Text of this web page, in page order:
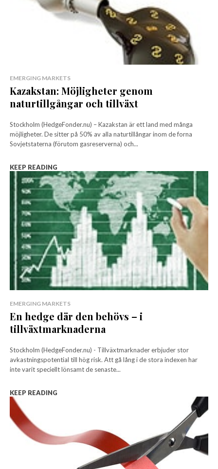
EMERGING MARKETS
Kazakstan: Möjligheter genom
naturtillgångar och tillväxt
Stockholm (HedgeFonder.nu) – Kazakstan är ett land med många
möjligheter. De sitter på 50% av alla naturtillångar inom de forna
Sovjetstaterna (förutom gasreserverna) och...
KEEP READING
EMERGING MARKETS
En hedge där den behövs – i
tillväxtmarknaderna
Stockholm (HedgeFonder.nu) - Tillväxtmarknader erbjuder stor
avkastningspotential till hög risk. Att gå lång i de stora indexen har
inte varit speciellt lönsamt de senaste...
KEEP READING